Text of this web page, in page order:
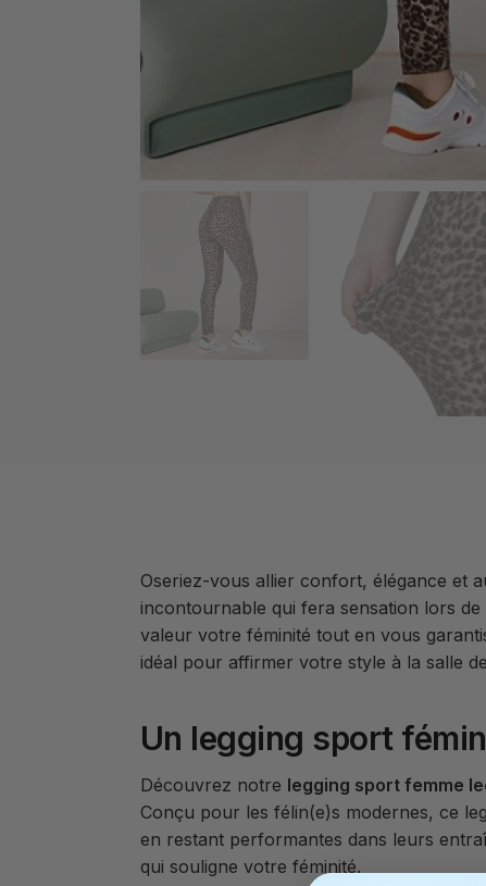
Oseriez-vous allier confort, élégance et
incontournable qui fera sensation lors
valeur votre féminité tout en vous
idéal pour affirmer votre style à la salle
Un legging sport
Découvrez notre legging sport femme
Conçu pour les félin(e)s modernes, ce
en restant performantes dans leurs
qui souligne votre féminité.